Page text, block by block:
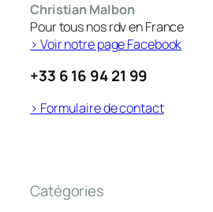
Christian Malbon
Pour tous nos rdv en France
> Voir notre page Facebook
+33 6 16 94 21 99
> Formulaire de contact
Catégories